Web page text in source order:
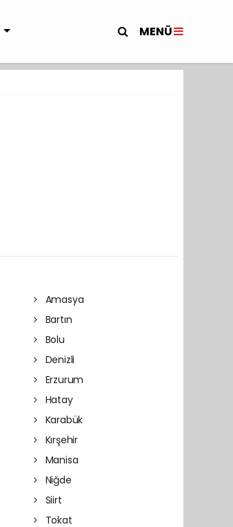
MENÜ
Amasya
Bartın
Bolu
Denizli
Erzurum
Hatay
Karabük
Kırşehir
Manisa
Niğde
Siirt
Tokat